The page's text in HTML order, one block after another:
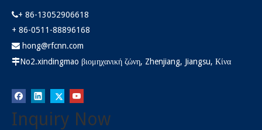
SMB θηλυκή δεξιά γωνία για
υποδοχή PCB RF
+ 86-13052906618
+ 86-0511-88896168
 hong@rfcnn.com
No2.xindingmao βιομηχανική ζώνη, Zhenjiang, Jiangsu, Κίνα
Inquiry Now